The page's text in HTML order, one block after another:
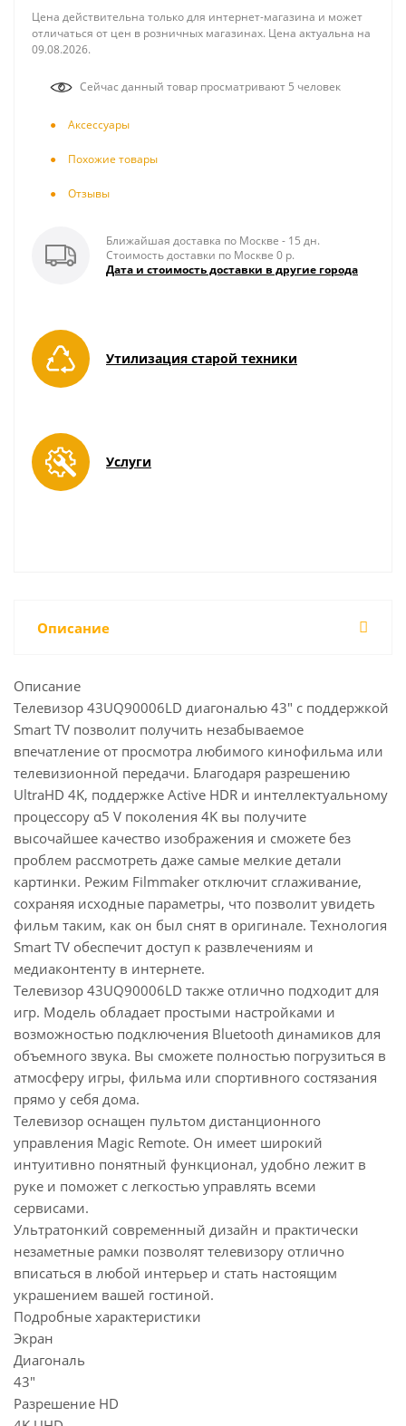
Цена действительна только для интернет-магазина и может
отличаться от цен в розничных магазинах. Цена актуальна на
09.08.2026.
Сейчас данный товар просматривают 5 человек
Аксесcуары
Похожие товары
Отзывы
Ближайшая доставка по Москве - 15 дн.
Стоимость доставки по Москве 0 р.
Дата и стоимость доставки в другие города
Утилизация старой техники
Услуги
Описание
Описание
Телевизор 43UQ90006LD диагональю 43" с поддержкой
Smart TV позволит получить незабываемое
впечатление от просмотра любимого кинофильма или
телевизионной передачи. Благодаря разрешению
UltraHD 4K, поддержке Active HDR и интеллектуальному
процессору α5 V поколения 4K вы получите
высочайшее качество изображения и сможете без
проблем рассмотреть даже самые мелкие детали
картинки. Режим Filmmaker отключит сглаживание,
сохраняя исходные параметры, что позволит увидеть
фильм таким, как он был снят в оригинале. Технология
Smart TV обеспечит доступ к развлечениям и
медиаконтенту в интернете.
Телевизор 43UQ90006LD также отлично подходит для
игр. Модель обладает простыми настройками и
возможностью подключения Bluetooth динамиков для
объемного звука. Вы сможете полностью погрузиться в
атмосферу игры, фильма или спортивного состязания
прямо у себя дома.
Телевизор оснащен пультом дистанционного
управления Magic Remote. Он имеет широкий
интуитивно понятный функционал, удобно лежит в
руке и поможет с легкостью управлять всеми
сервисами.
Ультратонкий современный дизайн и практически
незаметные рамки позволят телевизору отлично
вписаться в любой интерьер и стать настоящим
украшением вашей гостиной.
Подробные характеристики
Экран
Диагональ
43"
Разрешение HD